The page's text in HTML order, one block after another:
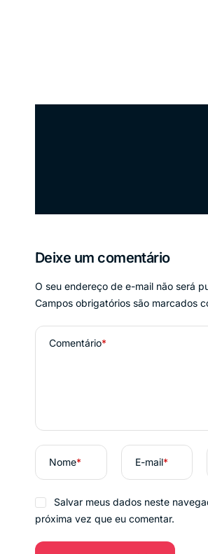
Deixe um comentário
O seu endereço de e-mail não será
Campos obrigatórios são marcados
Comentário*
Nome* E-mail*
Salvar meus dados neste
próxima vez que eu comentar.